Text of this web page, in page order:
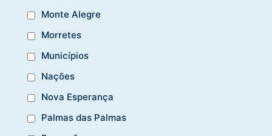
Monte Alegre
Morretes
Municípios
Nações
Nova Esperança
Palmas das Palmas